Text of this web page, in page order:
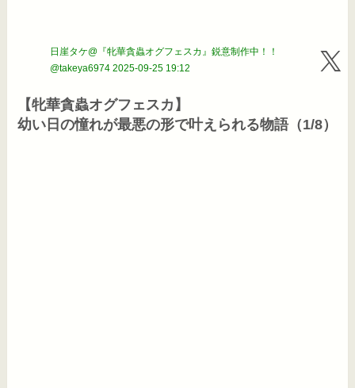
日崖タケ@『牝華貪蟲オグフェスカ』鋭意制作中！！
@takeya6974 2025-09-25 19:12
【牝華貪蟲オグフェスカ】
幼い日の憧れが最悪の形で叶えられる物語（1/8）